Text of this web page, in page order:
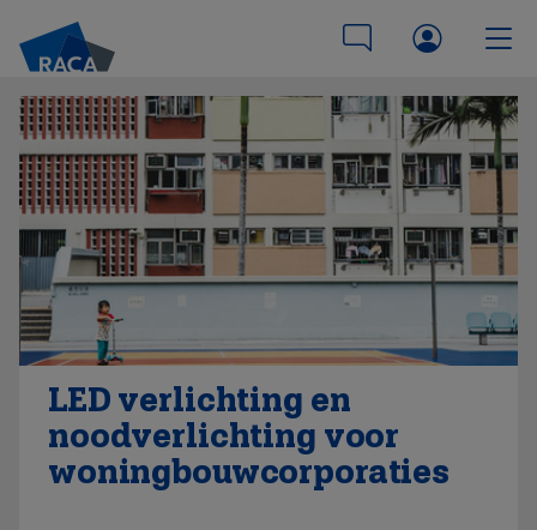
LED verlichting en
noodverlichting voor
woningbouwcorporaties